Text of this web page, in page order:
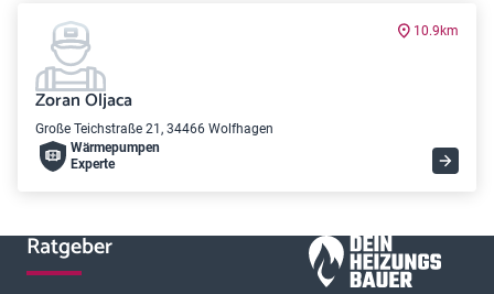
10.9km
Zoran Oljaca
Große Teichstraße 21, 34466 Wolfhagen
Wärme­pumpen
Experte
Ratgeber